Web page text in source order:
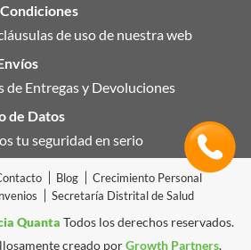
de uso de nuestra web
de Entregas y Devoluciones
de Datos
tu seguridad en serio
Blog
Crecimiento Personal
Secretaría Distrital de Salud
Quanta Todos los derechos reservados.
creado porGrowth Partners.